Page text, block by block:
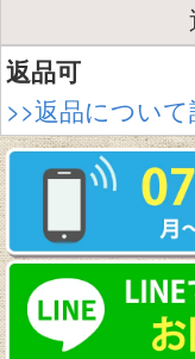
返品可
>>返品につい